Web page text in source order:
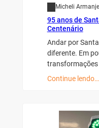
Micheli Armanje
95 anos de
Centenário
Andar por
diferente. Em
transformações
Continue lendo…